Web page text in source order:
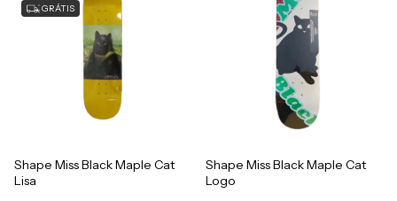
GRÁTIS
Shape Miss Black Maple Cat
Lisa
Shape Miss Black Maple Cat
Logo